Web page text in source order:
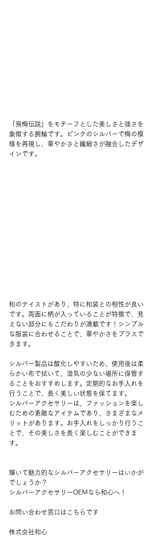
「飛梅伝説」をモチーフとした美しさと強さを
象徴する腕輪です。ピンクのシルバーで梅の模
様を再現し、華やかさと繊細さが融合したデザ
インです。
和のテイストがあり、特に和装との相性が良い
です。両面に柄が入っていることが特徴で、見
えない部分にもこだわりが満載です！シンプル
な服装に合わせることで、華やかさをプラスで
きます。
シルバー製品は酸化しやすいため、使用後は柔
らかい布で拭いて、湿気の少ない場所に保管す
ることをおすすめします。定期的なお手入れを
行うことで、長く美しい状態を保てます。
シルバーアクセサリーは、ファッションを楽し
むための素敵なアイテムであり、さまざまなメ
リットがあります。お手入れをしっかり行うこ
とで、その美しさを長く楽しむことができま
す。
輝いて魅力的なシルバーアクセサリーはいかが
でしょうか？
シルバーアクセサリーOEMなら和心へ！
お問い合わせ窓口はこちらです
株式会社和心